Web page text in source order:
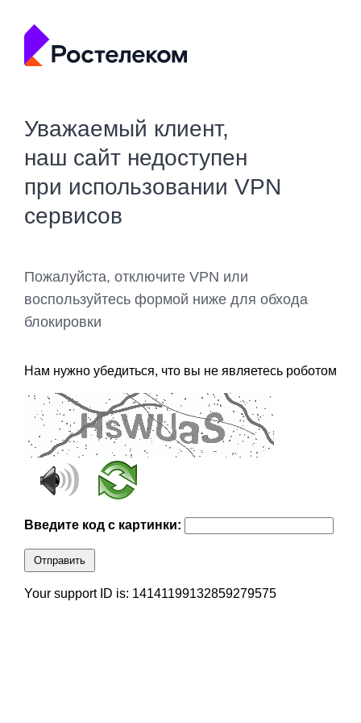
Уважаемый клиент,
наш сайт недоступен
при использовании VPN
сервисов
Пожалуйста, отключите VPN или
воспользуйтесь формой ниже для обхода
блокировки
Нам нужно убедиться, что вы не являетесь роботом
Введите код с картинки:
Отправить
Your support ID is: 14141199132859279575